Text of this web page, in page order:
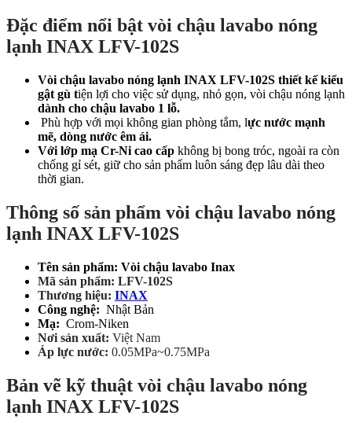
Đặc điểm nổi bật vòi chậu lavabo nóng
lạnh INAX LFV-102S
Vòi chậu lavabo nóng lạnh INAX LFV-102S thiết kế kiểu
gật gù tiện lợi cho việc sử dụng, nhỏ gọn, vòi chậu nóng lạnh
dành cho chậu lavabo 1 lỗ.
Phù hợp với mọi không gian phòng tắm, lực nước mạnh
mẽ, dòng nước êm ái.
Với lớp mạ Cr-Ni cao cấp không bị bong tróc, ngoài ra còn
chống gỉ sét, giữ cho sản phẩm luôn sáng đẹp lâu dài theo
thời gian.
Thông số sản phẩm vòi chậu lavabo nóng
lạnh INAX LFV-102S
Tên sản phẩm: Vòi chậu lavabo Inax
Mã sản phẩm: LFV-102S
Thương hiệu: INAX
Công nghệ: Nhật Bản
Mạ: Crom-Niken
Nơi sản xuất: Việt Nam
Áp lực nước: 0.05MPa~0.75MPa
Bản vẽ kỹ thuật vòi chậu lavabo nóng
lạnh INAX LFV-102S